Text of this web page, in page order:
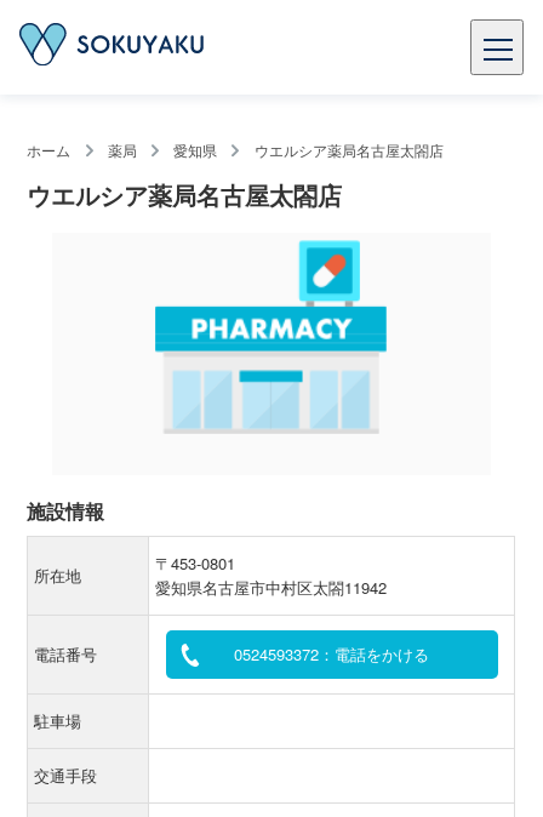
ホーム 薬局 愛知県 ウエルシア薬局名古屋太閤店
ウエルシア薬局名古屋太閤店
施設情報
所在地
〒453-0801
愛知県名古屋市中村区太閤11942
電話番号 0524593372：電話をかける
駐車場
交通手段